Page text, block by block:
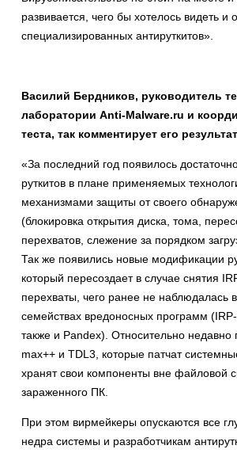
развивается, чего бы хотелось видеть и
специализированных антируткитов».
Василий Бердников, руководитель
лаборатории Anti-Malware.ru и
теста, так комментирует его
«За последний год появилось
руткитов в плане применяемых
механизмами защиты от своего
(блокировка открытия диска, тома,
перехватов, слежение за порядком
Так же появились новые модификации
который пересоздает в случае снятия
перехваты, чего ранее не наблюдалась
семействах вредоносных программ
также и Pandex). Относительно недавно
max++ и TDL3, которые патчат
хранят свои компоненты вне файловой
зараженного ПК.
При этом вирмейкеры опускаются все
недра системы и разработчикам